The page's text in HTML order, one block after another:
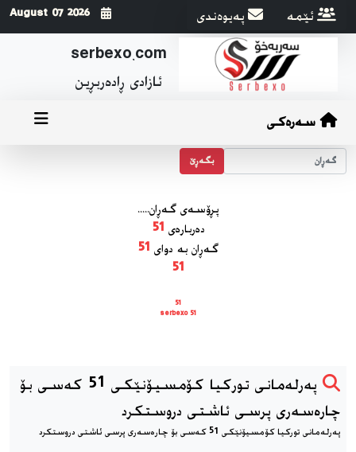
serbexo.com
ئازادی ڕاده‌ربڕین
ئێمه په‌یوه‌ندی 2026 August 07
سەرەکی
بگه‌ڕێ
پڕۆسه‌ی گه‌ڕان.....
ده‌رباره‌ی
گه‌ڕان به دوای 51
51
51
serbexo 51
پەرلەمانی توركیا كۆمسیۆنێكی 51 كەسی بۆ
چارەسەری پرسی ئاشتی دروستكرد
پەرلەمانی توركیا كۆمسیۆنێكی 51 كەسی بۆ چارەسەری پرسی ئاشتی دروستكرد